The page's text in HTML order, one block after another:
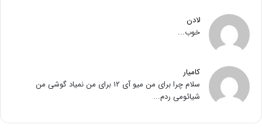
لادن
خوب...
کامیار
سلام چرا برای من میو آی ۱۲ برای من نمیاد گوشی من
شیائومی ردم...